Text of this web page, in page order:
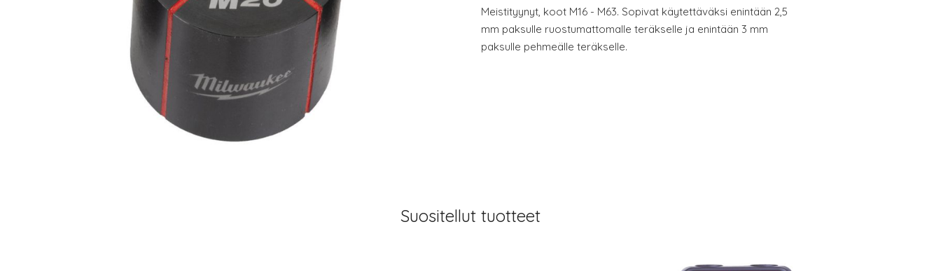
Meistityynyt, koot M16 - M63. Sopivat käytettäväksi enintään 2,5
mm paksulle ruostumattomalle teräkselle ja enintään 3 mm
paksulle pehmeälle teräkselle.
Suositellut tuotteet